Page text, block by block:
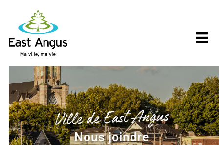
content
Ville de East Angus
Nous joindre